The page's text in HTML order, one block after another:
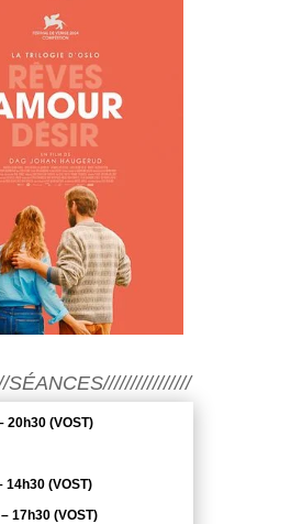
SÉANCES////////////////
20h30 (VOST)
14h30 (VOST)
17h30 (VOST)